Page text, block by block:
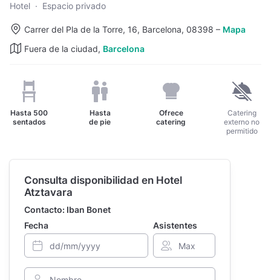
Hotel · Espacio privado
Carrer del Pla de la Torre, 16, Barcelona, 08398 – Mapa
Fuera de la ciudad, Barcelona
Hasta 500
sentados
Hasta
de pie
Ofrece
catering
Catering
externo no
permitido
Consulta disponibilidad en Hotel
Atztavara
Contacto: Iban Bonet
Fecha
Asistentes